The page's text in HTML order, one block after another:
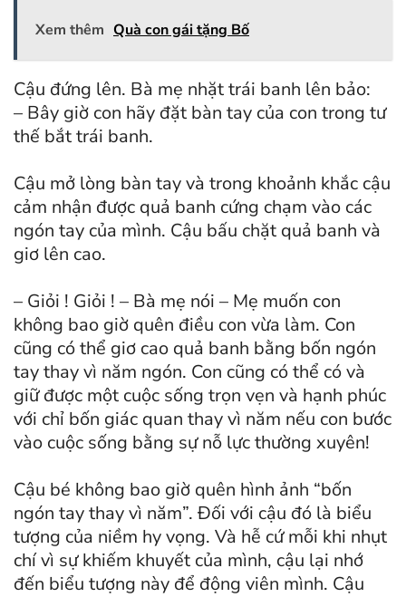
Xem thêm Quà con gái tặng Bố
Cậu đứng lên. Bà mẹ nhặt trái banh lên bảo:
– Bây giờ con hãy đặt bàn tay của con trong tư
thế bắt trái banh.
Cậu mở lòng bàn tay và trong khoảnh khắc cậu
cảm nhận được quả banh cứng chạm vào các
ngón tay của mình. Cậu bấu chặt quả banh và
giơ lên cao.
– Giỏi ! Giỏi ! – Bà mẹ nói – Mẹ muốn con
không bao giờ quên điều con vừa làm. Con
cũng có thể giơ cao quả banh bằng bốn ngón
tay thay vì năm ngón. Con cũng có thể có và
giữ được một cuộc sống trọn vẹn và hạnh phúc
với chỉ bốn giác quan thay vì năm nếu con bước
vào cuộc sống bằng sự nỗ lực thường xuyên!
Cậu bé không bao giờ quên hình ảnh “bốn
ngón tay thay vì năm”. Đối với cậu đó là biểu
tượng của niềm hy vọng. Và hễ cứ mỗi khi nhụt
chí vì sự khiếm khuyết của mình, cậu lại nhớ
đến biểu tượng này để động viên mình. Cậu